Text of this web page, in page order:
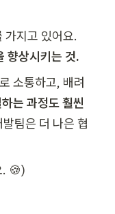
향상시키는 것.
소통하고, 배려
는 과정도 훨씬
팀은 더 나은 협
. 🍪)